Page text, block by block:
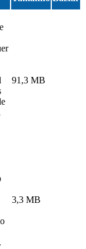
91,3 MB
3,3 MB